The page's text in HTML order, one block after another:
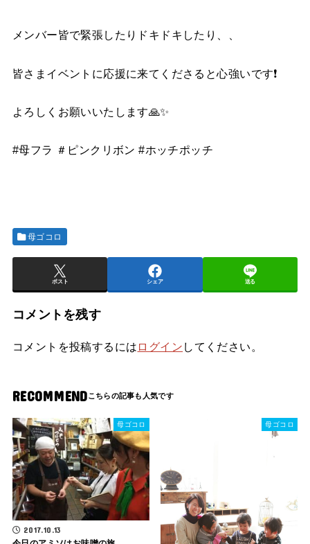
メンバー皆で緊張したりドキドキしたり、、
皆さまイベントに応援に来てくださると心強いです❗️
よろしくお願いいたします🙏✨
#母フラ ＃ピンクリボン #ホッチポッチ
母ゴコロ
ポスト シェア 送る
コメントを残す
コメントを投稿するには ログイン してください。
RECOMMEND
母ゴコロ
2017.10.13
母ゴコロ